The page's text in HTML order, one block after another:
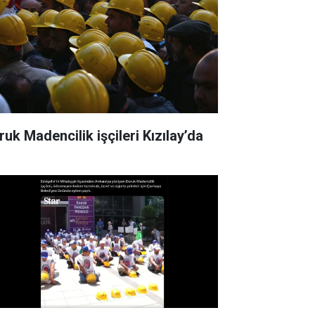
Madencilik işçileri Kızılay’da